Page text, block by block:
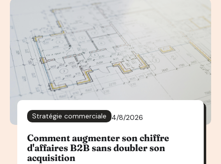
Stratégie commerciale 4/8/2026
Comment augmenter son chiffre
d'affaires B2B sans doubler son
acquisition